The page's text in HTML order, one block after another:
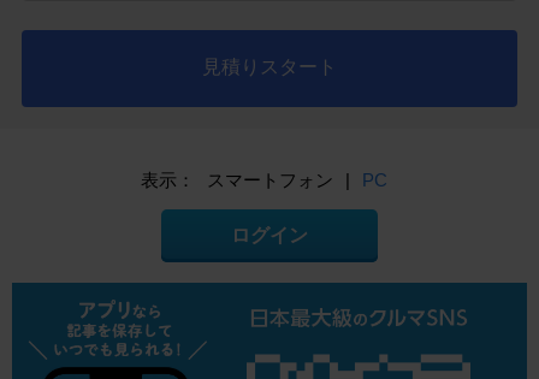
見積りスタート
表示： スマートフォン | PC
ログイン